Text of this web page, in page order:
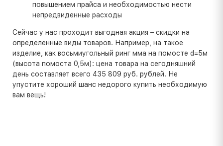
повышением прайса и необходимостью нести
непредвиденные расходы
Сейчас у нас проходит выгодная акция – скидки на
определенные виды товаров. Например, на такое
изделие, как восьмиугольный ринг мма на помосте d=5м
(высота помоста 0,5м): цена товара на сегодняшний
день составляет всего 435 809 руб. рублей. Не
упустите хороший шанс недорого купить необходимую
вам вещь!